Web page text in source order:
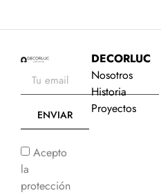
Acepto
la
protección
ENVIAR
DECORLUC
Nosotros
Historia
Proyectos